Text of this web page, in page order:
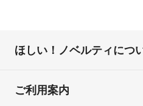
ほしい！ノベルティにつ
ご利用案内